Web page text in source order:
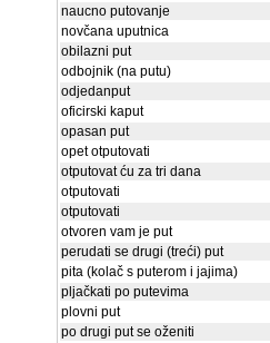
naucno putovanje
novčana uputnica
obilazni put
odbojnik (na putu)
odjedanput
oficirski kaput
opasan put
opet otputovati
otputovat ću za tri dana
otputovati
otputovati
otvoren vam je put
perudati se drugi (treći) put
pita (kolač s puterom i jajima)
pljačkati po putevima
plovni put
po drugi put se oženiti